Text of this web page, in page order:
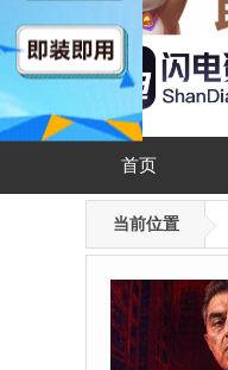
首页
当前位置